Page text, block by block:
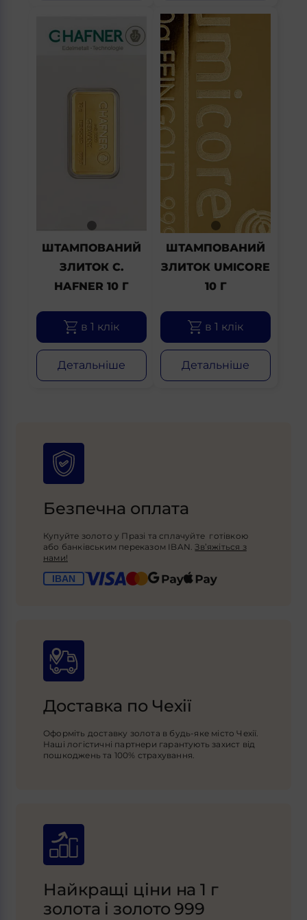
ШТАМПОВАНИЙ
ЗЛИТОК C.
HAFNER 10 Г
в 1 клік
Детальніше
ШТАМПОВАНИЙ
ЗЛИТОК UMICORE
10 Г
в 1 клік
Детальніше
Безпечна оплата
Купуйте золото у Празі та сплачуйте готівкою
або банківським переказом IBAN.Зв’яжіться з
нами!
Доставка по Чехії
Оформіть доставку золота в будь-яке місто Чехії.
Наші логістичні партнери гарантують захист від
пошкоджень та 100% страхування.
Найкращі ціни на 1 г
золота і золото 999